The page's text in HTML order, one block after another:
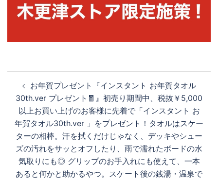
ナ
ビ
ゲ
ー
シ
ョ
お年賀プレゼント『インスタント お年賀タオル
30th.ver プレゼント🧧』初売り期間中、税抜￥5,000
以上お買い上げのお客様に先着で「インスタント お
年賀タオル30th.ver 」をプレゼント！タオルはスケー
ターの相棒。汗を拭くだけじゃなく、デッキやシュー
ズの汚れをサッとオフしたり、雨で濡れたボードの水
気取りにも◎ グリップのお手入れにも使えて、一本
あると何かと助かるやつ。スケート後の銭湯・温泉で